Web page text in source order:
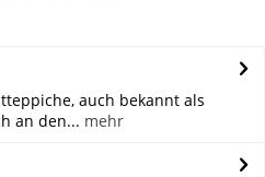
auch bekannt als
an den... mehr